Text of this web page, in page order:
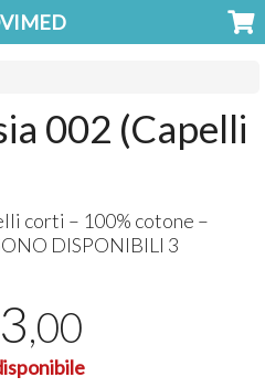
002 (Capelli
corti – 100% cotone –
DISPONIBILI 3
,00